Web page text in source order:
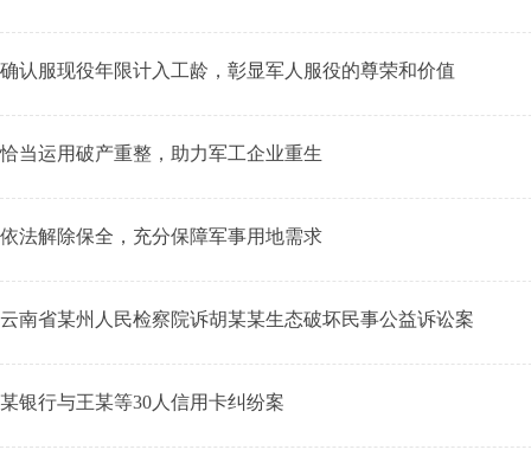
确认服现役年限计入工龄，彰显军人服役的尊荣和价值
恰当运用破产重整，助力军工企业重生
依法解除保全，充分保障军事用地需求
云南省某州人民检察院诉胡某某生态破坏民事公益诉讼案
某银行与王某等30人信用卡纠纷案